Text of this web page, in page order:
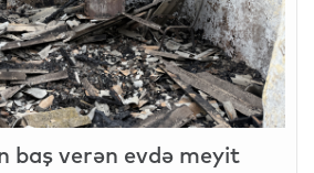
baş verən evdə meyit